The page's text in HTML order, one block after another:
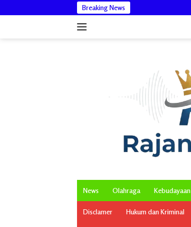
ke
Breaking News
News Olahraga Kebudayaan
Disclamer Hukum dan Kriminal